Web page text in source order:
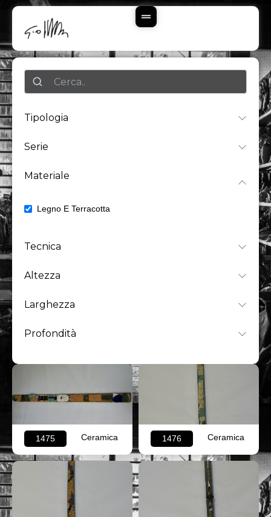
Contenuto
Ricerca
Tipologia
Serie
Materiale
Legno E Terracotta
Tecnica
Altezza
Larghezza
Profondità
1475 Ceramica 1476 Ceramica